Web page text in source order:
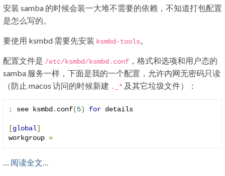
安装 samba 的时候会装一大堆不需要的依赖，不知道打包配置
是怎么写的。
要使用 ksmbd 需要先安装 ksmbd -tools。
配置文件是 /etc/ksmbd/ksmbd . conf ，格式和选项和用户态的
samba 服务一样，下面是我的一个配置，允许内网无密码只读
（防止 macos 访问的时候新建 . * 及其它垃圾文件）：
; see ksmbd . conf(5) for details
[global]
workgroup =
… 阅读全文…